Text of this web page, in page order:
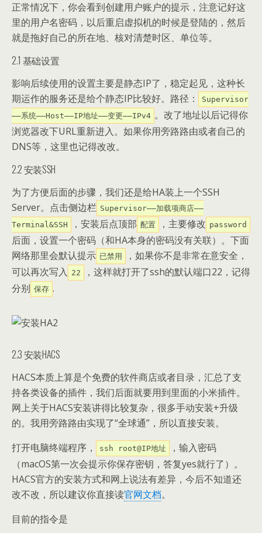
正常情况下，你会看到创建用户账户的提示，注意记好这
里的用户名密码，以后重启虚拟机的时候是登陆的，然后
就是拖好自己的所在地、核对清楚时区、单位等。
2.1 基础设置
影响后续使用的设置主要是静态IP了，稳定起见，这种长
期运作的服务还是给个静态IP比较好。路径：
Supervisor
——系统——Host——IP地址——变更——IPv4 。改了地址以后记得你
浏览器改下URL重新进入。如果你用旁路路由或者自己的
DNS等，这里也记得改改。
2.2 安装SSH
为了方便后面的步骤，我们还是给HA装上一个SSH
Server。点击侧边栏 Supervisor——加载项商店——
Terminal&SSH
，安装后点顶部 配置 ，主要修改 password
后面，设置一个密码（和HA本身的密码没有关联）。下面
网络那里会默认提示 已禁用
，如果你不是非常在意安全，
可以再次写入 22
，这样就打开了ssh的默认端口22，记得
分别 保存 .
2.3 安装HACS
HACS本质上算是个免费的软件商店或者目录，汇总了支
持各类设备的插件，我们后面就要用到里面的小米插件。
网上关于HACS安装讲得比较复杂，很多手动安装+升级
的。我用旁路路由实现了“全球通”，所以直接安装。
打开电脑终端程序，
ssh root@IP地址
，输入密码
（macOS第一次会提示你保存密钥，答复yes就行了）。
HACS官方的安装方式和网上说法有差异，今后不知道还
改不改，所以建议你直接读官网文档。
目前的指令是